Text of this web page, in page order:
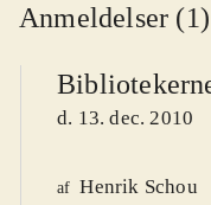
Anmeldelser (1)
d. 13. dec. 2010
af Henrik Schou